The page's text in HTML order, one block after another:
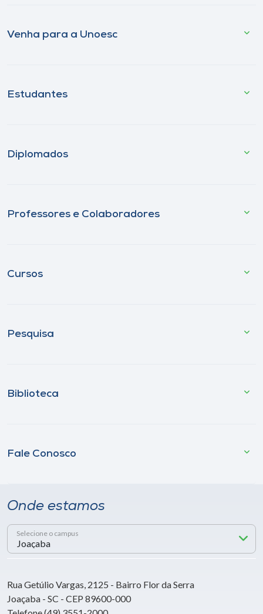
Venha para a Unoesc
Estudantes
Diplomados
Professores e Colaboradores
Cursos
Pesquisa
Biblioteca
Fale Conosco
Onde estamos
Selecione o campus
Rua Getúlio Vargas, 2125 - Bairro Flor da Serra
Joaçaba - SC - CEP 89600-000